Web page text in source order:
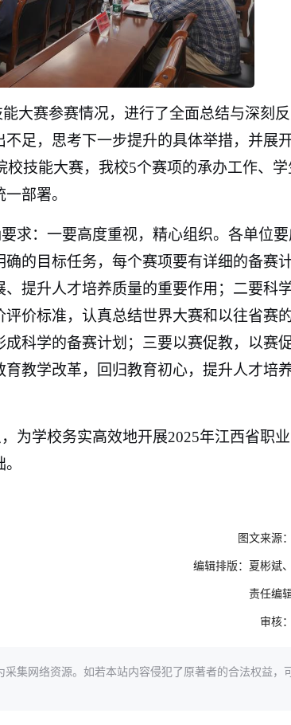
大赛参赛情况，进行了全面总结与深刻反
足，思考下一步提升的具体举措，并展
技能大赛，我校5个赛项的承办工作、
部署。
求：一要高度重视，精心组织。各单位
的目标任务，每个赛项要有详细的备赛
提升人才培养质量的重要作用；二要科
价标准，认真总结世界大赛和以往省赛
科学的备赛计划；三要以赛促教，以赛促
教学改革，回归教育初心，提升人才培
为学校务实高效地开展2025年江西省职
图文来源
编辑排版：夏彬斌
责任编
审核
集网络资源。如若本站内容侵犯了原著者的合法权益，